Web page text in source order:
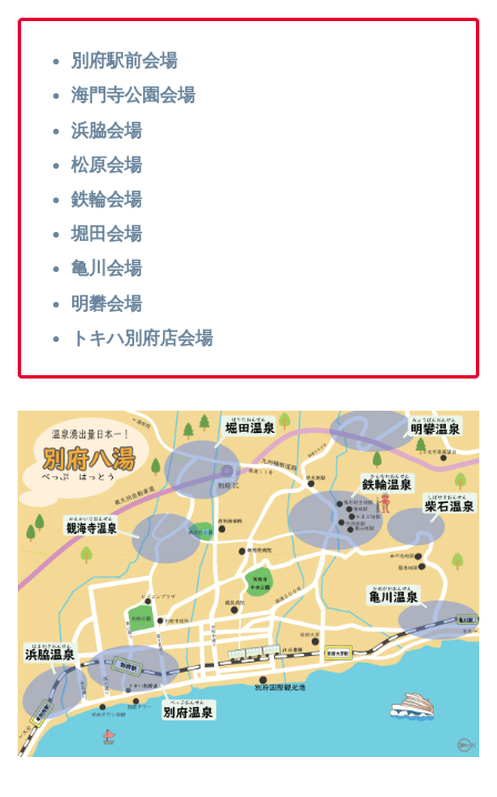
別府駅前会場
海門寺公園会場
浜脇会場
松原会場
鉄輪会場
堀田会場
亀川会場
明礬会場
トキハ別府店会場